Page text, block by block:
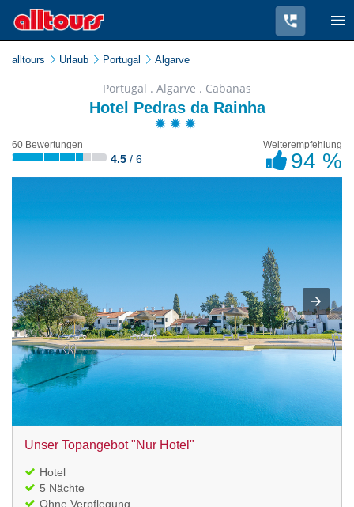
alltours Urlaub Portugal Algarve
Portugal . Algarve . Cabanas
Hotel Pedras da Rainha
60 Bewertungen
4.5 / 6
Weiterempfehlung
94 %
Unser Topangebot "Nur Hotel"
Hotel
5 Nächte
Ohne Verpflegung